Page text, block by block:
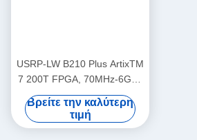
USRP-LW B210 Plus ArtixTM
7 200T FPGA, 70MHz-6GHz
εύρος συχνοτήτων, 56MHz
εύρος ζώνης, 2T2R, USRP
SDR
Βρείτε την καλύτερη
τιμή